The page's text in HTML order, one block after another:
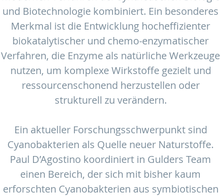
und Biotechnologie kombiniert. Ein besonderes
Merkmal ist die Entwicklung hocheffizienter
biokatalytischer und chemo-enzymatischer
Verfahren, die Enzyme als natürliche Werkzeuge
nutzen, um komplexe Wirkstoffe gezielt und
ressourcenschonend herzustellen oder
strukturell zu verändern.
Ein aktueller Forschungsschwerpunkt sind
Cyanobakterien als Quelle neuer Naturstoffe.
Paul D’Agostino koordiniert in Gulders Team
einen Bereich, der sich mit bisher kaum
erforschten Cyanobakterien aus symbiotischen